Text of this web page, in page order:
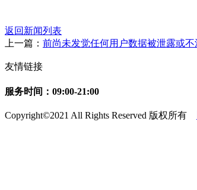
返回新闻列表
上一篇： 前尚未发觉任何用户数据被泄露或不
友情链接
服务时间：09:00-21:00
Copyright©2021 All Rights Reserved 版权所有